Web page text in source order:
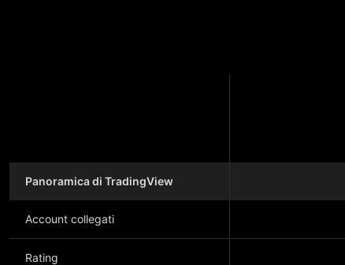
Panoramica di TradingView
Account collegati
Rating